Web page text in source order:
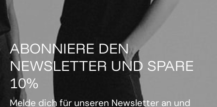
ABONNIERE DEN
NEWSLETTER UND SPARE
10%
Melde dich für unseren Newsletter an und